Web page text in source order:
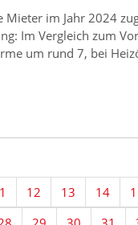
Mieter im Jahr 2024
Im Vergleich zum
um rund 7, bei
12 13 14